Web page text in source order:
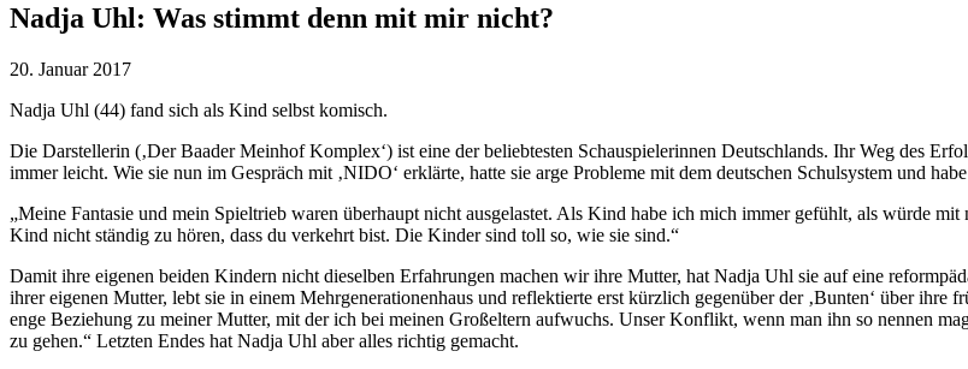
Nadja Uhl: Was stimmt denn mit mir nicht?
20. Januar 2017
Nadja Uhl (44) fand sich als Kind selbst komisch.
Die Darstellerin (‚Der Baader Meinhof Komplex‘) ist eine der beliebtesten Schauspielerinnen Deutschlands. Ihr Weg des
immer leicht. Wie sie nun im Gespräch mit ‚NIDO‘ erklärte, hatte sie arge Probleme mit dem deutschen Schulsystem und
„Meine Fantasie und mein Spieltrieb waren überhaupt nicht ausgelastet. Als Kind habe ich mich immer gefühlt, als würde
Kind nicht ständig zu hören, dass du verkehrt bist. Die Kinder sind toll so, wie sie sind.“
Damit ihre eigenen beiden Kindern nicht dieselben Erfahrungen machen wir ihre Mutter, hat Nadja Uhl sie auf eine
ihrer eigenen Mutter, lebt sie in einem Mehrgenerationenhaus und reflektierte erst kürzlich gegenüber der ‚Bunten‘ über ihre
enge Beziehung zu meiner Mutter, mit der ich bei meinen Großeltern aufwuchs. Unser Konflikt, wenn man ihn so nennen
zu gehen.“ Letzten Endes hat Nadja Uhl aber alles richtig gemacht.